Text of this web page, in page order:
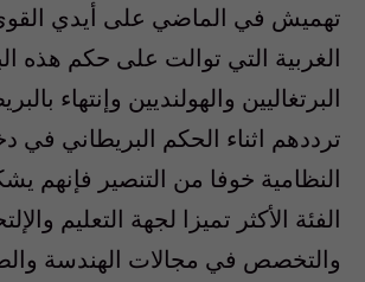
تهميش في الماضي على أيدي القوى
الغربية التي توالت على حكم هذه
البرتغاليين والهولنديين وإنتهاء
ترددهم اثناء الحكم البريطاني في
النظامية خوفا من التنصير فإنهم
الفئة الأكثر تميزا لجهة التعليم
والتخصص في مجالات الهندسة